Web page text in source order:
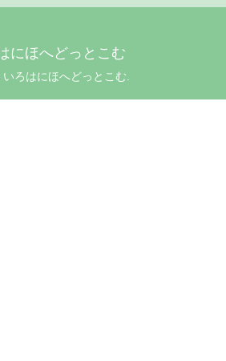
にほへどっとこむ
ろはにほへどっとこむ.